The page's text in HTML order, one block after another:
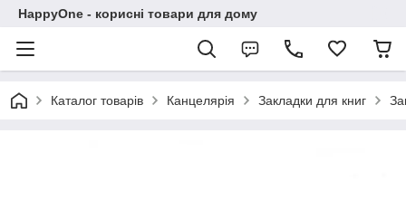
HappyOne - корисні товари для дому
Каталог товарів Канцелярія Закладки для книг